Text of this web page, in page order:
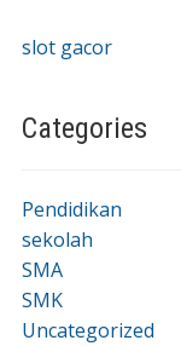
slot gacor
Categories
Pendidikan
sekolah
SMA
SMK
Uncategorized